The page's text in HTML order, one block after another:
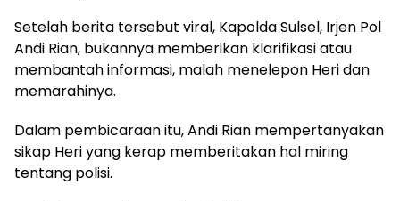
Setelah berita tersebut viral, Kapolda Sulsel, Irjen Pol
Andi Rian, bukannya memberikan klarifikasi atau
membantah informasi, malah menelepon Heri dan
memarahinya.
Dalam pembicaraan itu, Andi Rian mempertanyakan
sikap Heri yang kerap memberitakan hal miring
tentang polisi.